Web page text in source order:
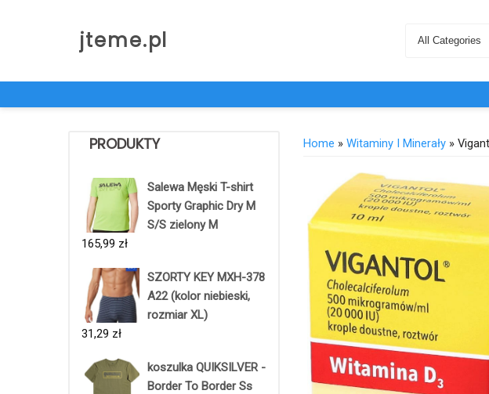
jteme.pl
Search
PRODUKTY
Salewa Męski T-shirt
Sporty Graphic Dry M
S/S zielony M
165,99 zł
SZORTY KEY MXH-378
A22 (kolor niebieski,
rozmiar XL)
31,29 zł
koszulka QUIKSILVER -
Border To Border Ss
Home » Witaminy I Minerały »